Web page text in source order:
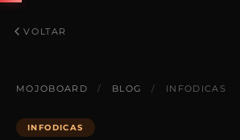
VOLTAR
MOJOBOARD / BLOG / INFODICAS
INFODICAS